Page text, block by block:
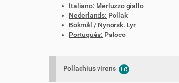
Italiano: Merluzzo giallo
Nederlands: Pollak
Bokmål / Nynorsk: Lyr
Português: Paloco
Pollachius virens